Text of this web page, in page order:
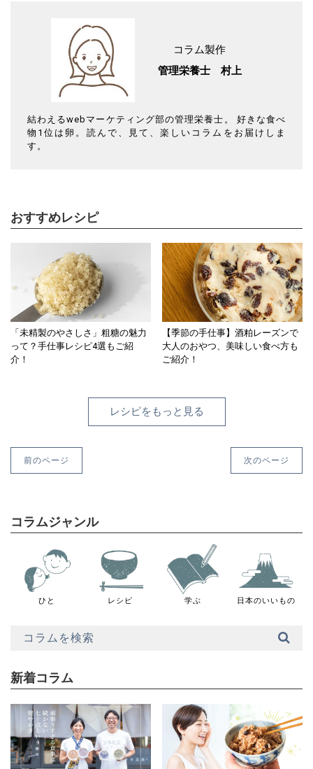
コラム製作
管理栄養士 村上
結わえるwebマーケティング部の管理栄養士。 好きな食べ
物1位は卵。読んで、見て、楽しいコラムをお届けしま
す。
おすすめレシピ
「未精製のやさしさ」粗糖の魅力
って？手仕事レシピ4選もご紹
介！
【季節の手仕事】酒粕レーズンで
大人のおやつ、美味しい食べ方も
ご紹介！
レシピをもっと見る
前のページ 次のページ
コラムジャンル
ひと レシピ 学ぶ 日本のいいもの
新着コラム